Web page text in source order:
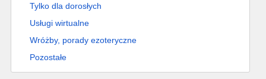
Tylko dla dorosłych
Usługi wirtualne
Wróżby, porady ezoteryczne
Pozostałe